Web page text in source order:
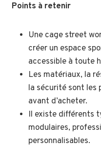
Points à retenir
Une cage street
créer un espace
accessible à toute
Les matériaux, la
la sécurité sont les
avant d’acheter.
Il existe différents
modulaires,
personnalisables.